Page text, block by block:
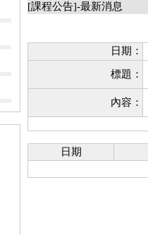
[課程公告]-最新消息
日期：
標題：
內容：
日期